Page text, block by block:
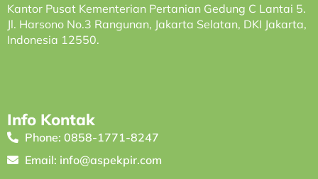
Kantor Pusat Kementerian Pertanian Gedung C Lantai 5.
Jl. Harsono No.3 Rangunan, Jakarta Selatan, DKI Jakarta,
Indonesia 12550.
Info Kontak
Phone: 0858-1771-8247
Email: info@aspekpir.com